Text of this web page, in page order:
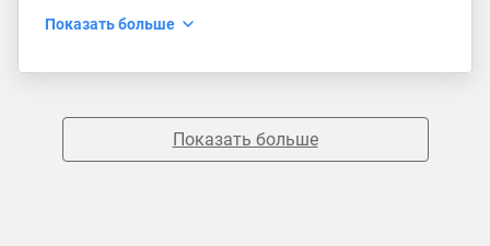
Показать больше
Показать больше